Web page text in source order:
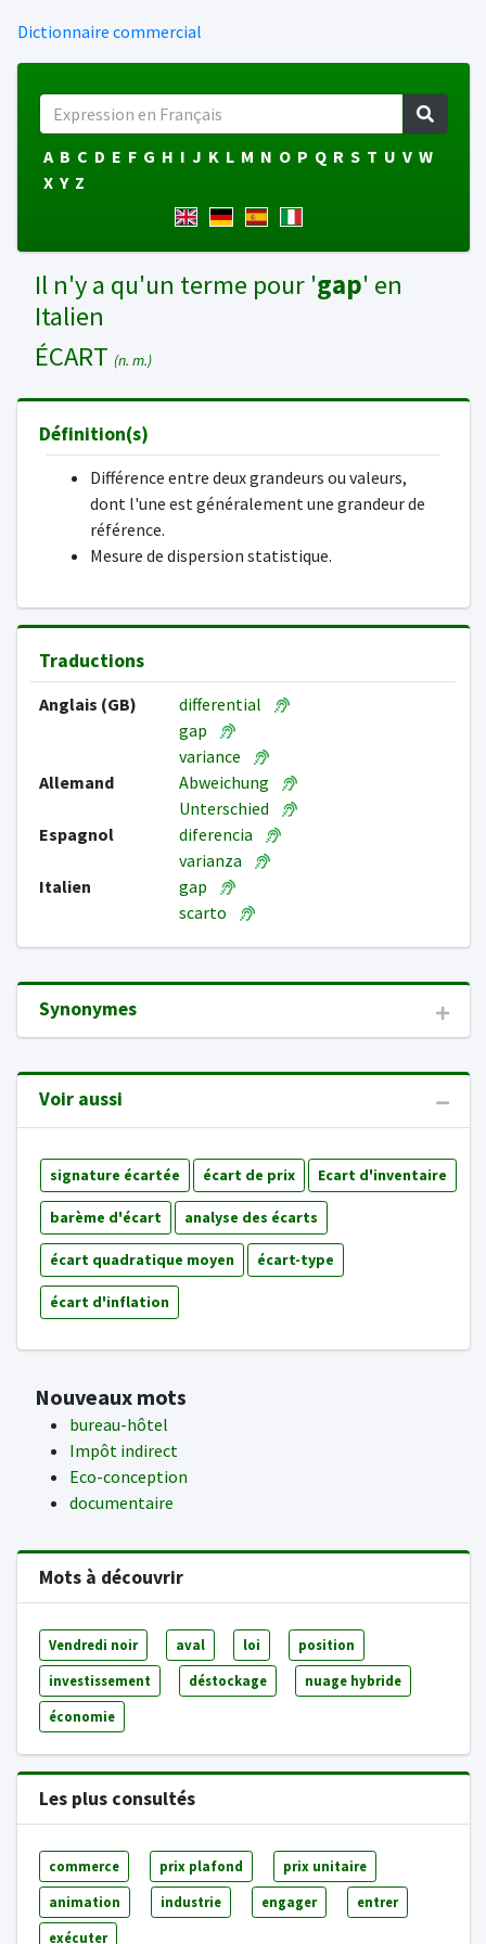
Dictionnaire commercial
A B C D E F G H I J K L M N O P Q R S T U V W
X Y Z
Il n'y a qu'un terme pour 'gap' en
Italien
ÉCART (n. m.)
Définition(s)
Différence entre deux grandeurs ou valeurs,
dont l'une est généralement une grandeur de
référence.
Mesure de dispersion statistique.
Traductions
Anglais (GB)
differential
gap
variance
Allemand
Abweichung
Unterschied
Espagnol
diferencia
varianza
Italien
gap
scarto
Synonymes
Voir aussi
signature écartée écart de prix Ecart d'inventaire
barème d'écart analyse des écarts
écart quadratique moyen écart-type
écart d'inflation
Nouveaux mots
bureau-hôtel
Impôt indirect
Eco-conception
documentaire
Mots à découvrir
Vendredi noir aval loi position
investissement déstockage nuage hybride
économie
Les plus consultés
commerce prix plafond prix unitaire
animation industrie engager entrer
exécuter